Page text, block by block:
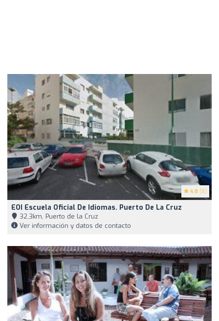
4.8 (8)
EOI Escuela Oficial De Idiomas. Puerto De La Cruz
32,3km, Puerto de la Cruz
Ver información y datos de contacto